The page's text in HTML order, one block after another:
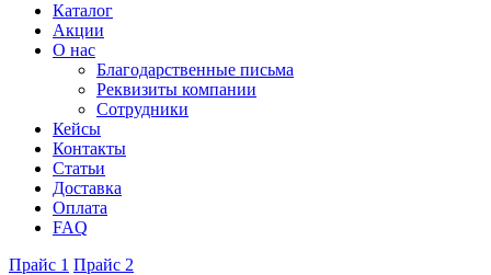
Каталог
Акции
О нас
Благодарственные письма
Реквизиты компании
Сотрудники
Кейсы
Контакты
Статьи
Доставка
Оплата
FAQ
Прайс 1 Прайс 2